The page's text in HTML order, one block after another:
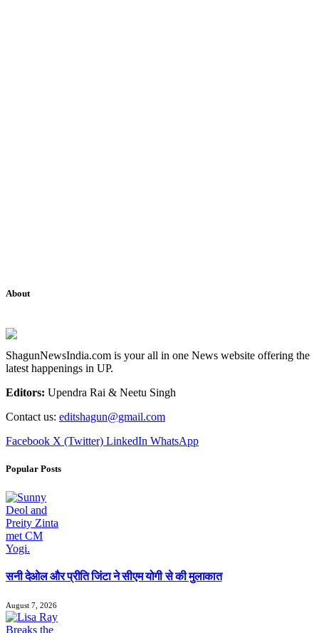
About
ShagunNewsIndia.com is your all in one News website offering the
latest happenings in UP.
Editors: Upendra Rai & Neetu Singh
Contact us: editshagun@gmail.com
Facebook X (Twitter) LinkedIn WhatsApp
Popular Posts
सनी देओल और प्रीति जिंटा ने सीएम योगी से की मुलाकात
August 7, 2026